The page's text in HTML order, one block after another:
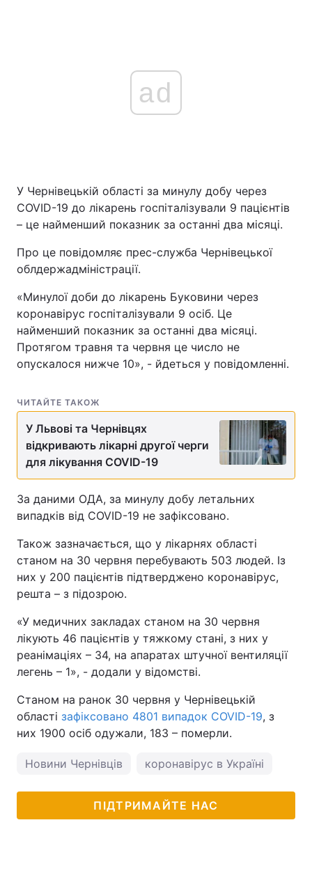
ad
У Чернівецькій області за минулу добу через
COVID-19 до лікарень госпіталізували 9 пацієнтів
– це найменший показник за останні два місяці.
Про це повідомляє прес-служба Чернівецької
облдержадміністрації.
«Минулої доби до лікарень Буковини через
коронавірус госпіталізували 9 осіб. Це
найменший показник за останні два місяці.
Протягом травня та червня це число не
опускалося нижче 10», - йдеться у повідомленні.
ЧИТАЙТЕ ТАКОЖ
У Львові та Чернівцях
відкривають лікарні другої черги
для лікування COVID-19
За даними ОДА, за минулу добу летальних
випадків від COVID-19 не зафіксовано.
Також зазначається, що у лікарнях області
станом на 30 червня перебувають 503 людей. Із
них у 200 пацієнтів підтверджено коронавірус,
решта – з підозрою.
«У медичних закладах станом на 30 червня
лікують 46 пацієнтів у тяжкому стані, з них у
реанімаціях – 34, на апаратах штучної вентиляції
легень – 1», - додали у відомстві.
Станом на ранок 30 червня у Чернівецькій
області зафіксовано 4801 випадок COVID-19, з
них 1900 осіб одужали, 183 – померли.
Новини Чернівців коронавірус в Україні
ПІДТРИМАЙТЕ НАС